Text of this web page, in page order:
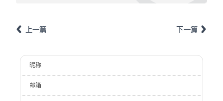
上一篇 下一篇
昵称
邮箱